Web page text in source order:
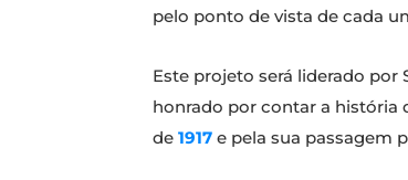
pelo ponto de vista de cada
Este projeto será liderado
honrado por contar a história
de 1917 e pela sua passagem